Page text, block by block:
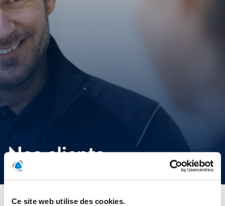
Ce site web utilise des cookies.
Nos clients
start/Qui sommes nous/Nos clients